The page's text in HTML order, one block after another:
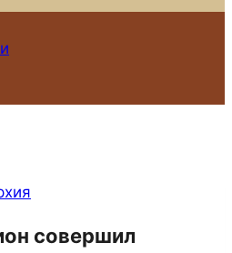
совершил